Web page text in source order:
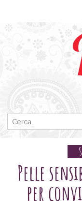
Pelle
per